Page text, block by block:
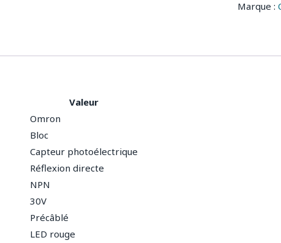
Marque :
Valeur
Omron
Bloc
Capteur photoélectrique
Réflexion directe
NPN
30V
Précâblé
LED rouge